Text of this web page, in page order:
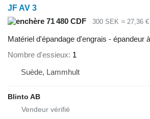
JF AV 3
71 480 CDF
300 SEK ≈ 27,36 €
Matériel d'épandage d'engrais - épandeur
Nombre d'essieux 1
Suède, Lammhult
Blinto AB